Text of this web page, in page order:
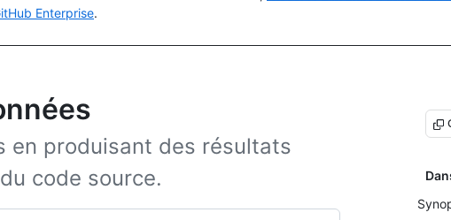
Enterprise.
en produisant des résultats
code source.